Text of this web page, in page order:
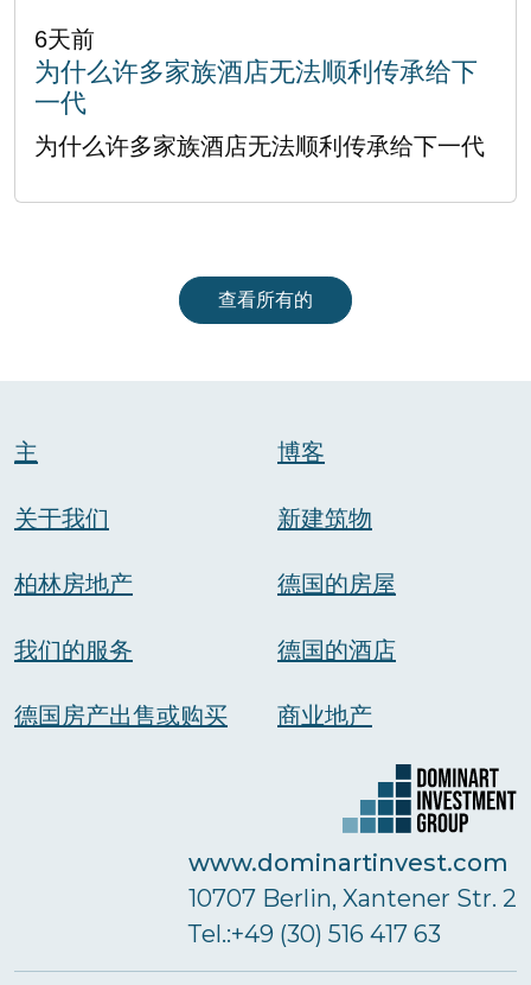
6天前
为什么许多家族酒店无法顺利传承给下
一代
为什么许多家族酒店无法顺利传承给下一代
查看所有的
主
关于我们
柏林房地产
我们的服务
德国房产出售或购买
博客
新建筑物
德国的房屋
德国的酒店
商业地产
www.dominartinvest.com
10707 Berlin, Xantener Str. 2
Тel.:+49 (30) 516 417 63